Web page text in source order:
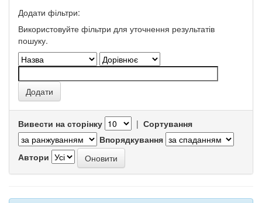
Додати фільтри:
Використовуйте фільтри для уточнення результатів
пошуку.
Вивести на сторінку | Сортування
Впорядкування
Автори